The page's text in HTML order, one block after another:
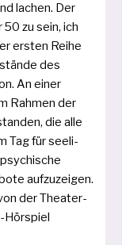
lachen. Der
zu sein, ich
ers­ten Reihe
des
An einer
Rahmen der
die alle
Tag für see­li­
auf­zu­zei­gen.
der Theater­
Hör­spiel